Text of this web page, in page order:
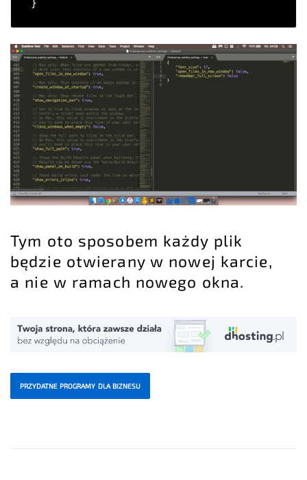
}
Tym oto sposobem każdy plik
będzie otwierany w nowej karcie,
a nie w ramach nowego okna.
PRZYDATNE PROGRAMY DLA BIZNESU